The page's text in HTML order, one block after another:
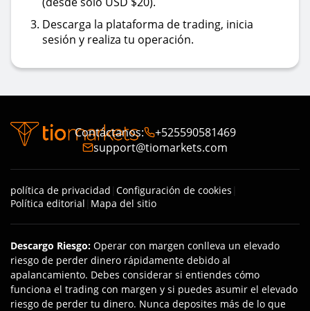
Descarga la plataforma de trading, inicia
sesión y realiza tu operación.
Contáctanos:
+525590581469
support@tiomarkets.com
política de privacidad | Configuración de cookies |
Política editorial | Mapa del sitio
Descargo Riesgo: Operar con margen conlleva un elevado
riesgo de perder dinero rápidamente debido al
apalancamiento. Debes considerar si entiendes cómo
funciona el trading con margen y si puedes asumir el elevado
riesgo de perder tu dinero. Nunca deposites más de lo que